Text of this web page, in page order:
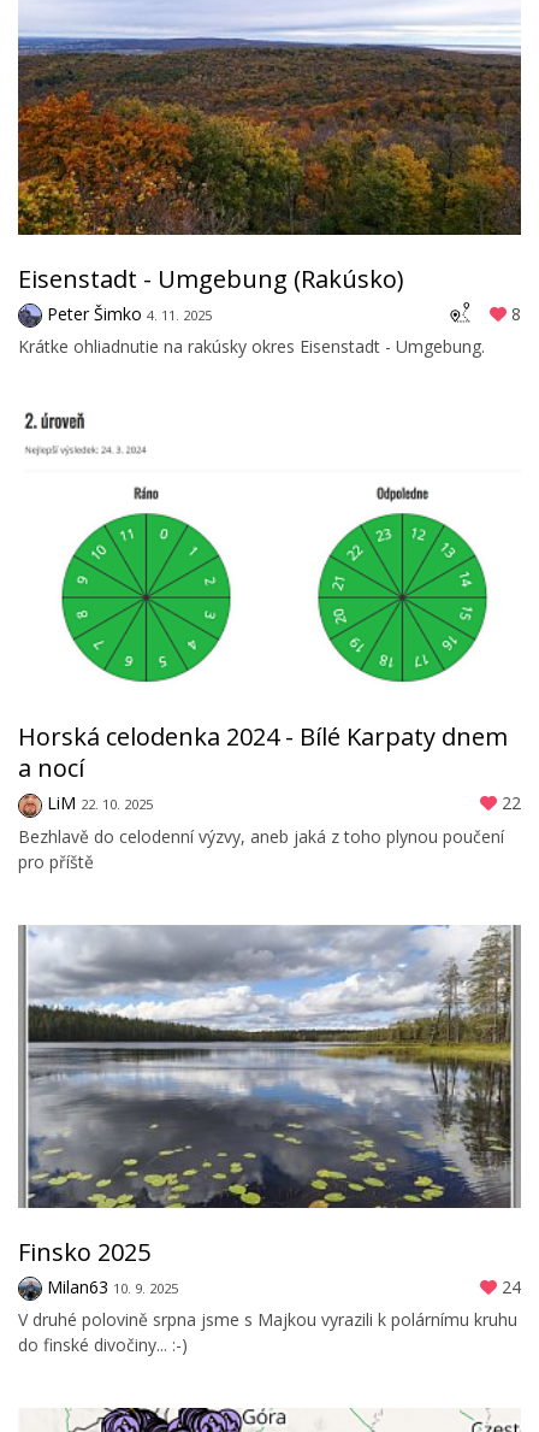
Eisenstadt - Umgebung (Rakúsko)
Peter Šimko 4. 11. 2025
8
Krátke ohliadnutie na rakúsky okres Eisenstadt - Umgebung.
Horská celodenka 2024 - Bílé Karpaty dnem
a nocí
LiM 22. 10. 2025
22
Bezhlavě do celodenní výzvy, aneb jaká z toho plynou poučení
pro příště
Finsko 2025
Milan63 10. 9. 2025
24
V druhé polovině srpna jsme s Majkou vyrazili k polárnímu kruhu
do finské divočiny... :-)